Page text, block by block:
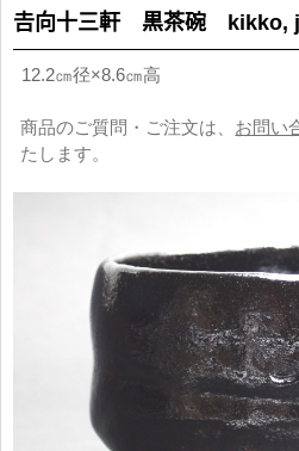
𠮷向十三軒 黒茶碗 kikko,
12.2㎝径×8.6㎝高
商品のご質問・ご注文は、 お問い
たします。